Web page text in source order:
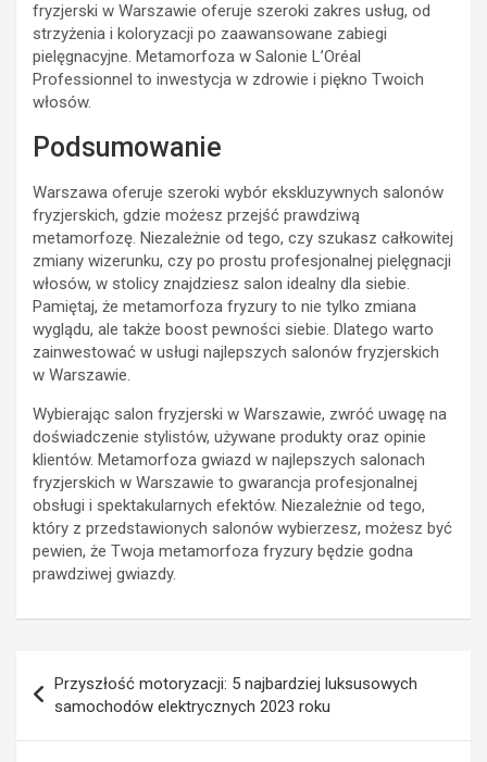
fryzjerski w Warszawie oferuje szeroki zakres usług, od
strzyżenia i koloryzacji po zaawansowane zabiegi
pielęgnacyjne. Metamorfoza w Salonie L’Oréal
Professionnel to inwestycja w zdrowie i piękno Twoich
włosów.
Podsumowanie
Warszawa oferuje szeroki wybór ekskluzywnych salonów
fryzjerskich, gdzie możesz przejść prawdziwą
metamorfozę. Niezależnie od tego, czy szukasz całkowitej
zmiany wizerunku, czy po prostu profesjonalnej pielęgnacji
włosów, w stolicy znajdziesz salon idealny dla siebie.
Pamiętaj, że metamorfoza fryzury to nie tylko zmiana
wyglądu, ale także boost pewności siebie. Dlatego warto
zainwestować w usługi najlepszych salonów fryzjerskich
w Warszawie.
Wybierając salon fryzjerski w Warszawie, zwróć uwagę na
doświadczenie stylistów, używane produkty oraz opinie
klientów. Metamorfoza gwiazd w najlepszych salonach
fryzjerskich w Warszawie to gwarancja profesjonalnej
obsługi i spektakularnych efektów. Niezależnie od tego,
który z przedstawionych salonów wybierzesz, możesz być
pewien, że Twoja metamorfoza fryzury będzie godna
prawdziwej gwiazdy.
wpisu
Przyszłość motoryzacji: 5 najbardziej luksusowych
samochodów elektrycznych 2023 roku